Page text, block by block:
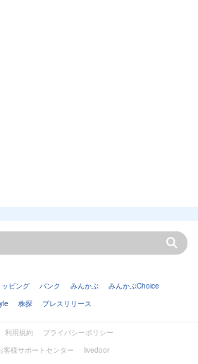
ッピング バンク みんかぶ
みんかぶChoice
株探 プレスリリース
利用規約
プライバシーポリシー
客様サポートセンター
livedoor